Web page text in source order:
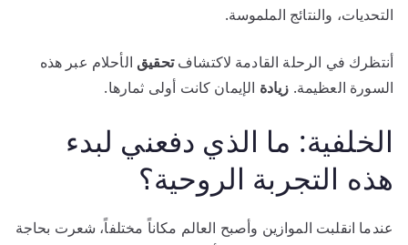
التحديات، والنتائج الملموسة.
أنتظرك في الرحلة القادمة لاكتشافتحقيق الأحلام عبر هذه
السورة العظيمة. زيادة الإيمان كانت أولى ثمارها.
الخلفية: ما الذي دفعني لبدء
هذه التجربة الروحية؟
عندما انقلبت الموازين وأصبح العالم مكاناً مختلفاً، شعرت بحاجة